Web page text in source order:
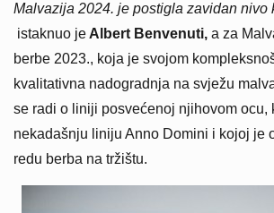
Malvazija 2024. je postigla zavidan nivo
istaknuo je Albert Benvenuti, a za
berbe 2023., koja je svojom
kvalitativna nadogradnja na svježu
se radi o liniji posvećenoj njihovom ocu,
nekadašnju liniju Anno Domini i kojoj je
redu berba na tržištu.